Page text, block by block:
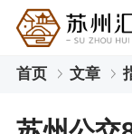
首页 文章